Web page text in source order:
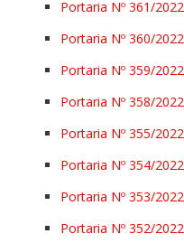
Portaria Nº 361/2022
Portaria Nº 360/2022
Portaria Nº 359/2022
Portaria Nº 358/2022
Portaria Nº 355/2022
Portaria Nº 354/2022
Portaria Nº 353/2022
Portaria Nº 352/2022